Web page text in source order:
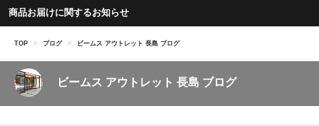
商品お届けに関するお知らせ
TOP > ブログ > ビームス アウトレット 長島 ブログ
ビームス アウトレット 長島 ブログ